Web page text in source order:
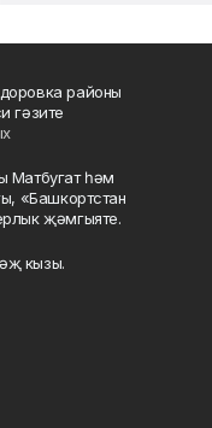
районы
гәзите
Матбугат һәм
«Башкортстан
җәмгыяте.
кызы.